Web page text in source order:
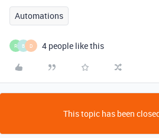
Automations
R B D 4 people like this
This topic has been